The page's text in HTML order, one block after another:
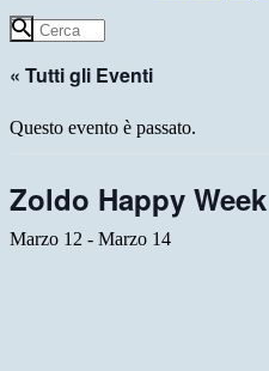
« Tutti gli Eventi
Questo evento è passato.
Zoldo Happy Week
Marzo 12 - Marzo 14